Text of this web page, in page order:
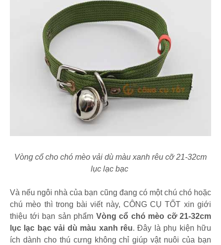
Vòng cổ cho chó mèo vải dù màu xanh rêu cỡ 21-32cm
lục lạc bạc
Và nếu ngôi nhà của bạn cũng đang có một chú chó hoặc
chú mèo thì trong bài viết này, CÔNG CỤ TỐT xin giới
thiệu tới bạn sản phẩm Vòng cổ chó mèo cỡ 21-32cm
lục lạc bạc vải dù màu xanh rêu. Đây là phụ kiện hữu
ích dành cho thú cưng không chỉ giúp vật nuôi của bạn